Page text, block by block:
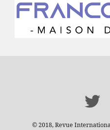
© 2018, Revue